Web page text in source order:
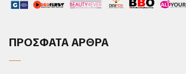
ΠΡΟΣΦΑΤΑ ΑΡΘΡΑ